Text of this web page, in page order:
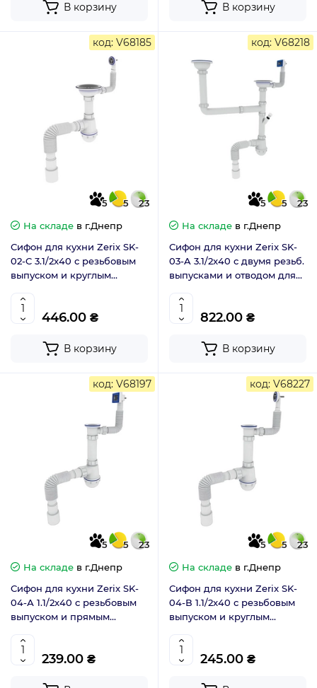
В корзину В корзину
код: V68185
5 5
23
На складе в г.Днепр
Сифон для кухни Zerix SK-
02-C 3.1/2x40 с резьбовым
выпуском и круглым
446.00 ₴
В корзину
код: V68218
5 5
23
На складе в г.Днепр
Сифон для кухни Zerix SK-
03-A 3.1/2x40 с двумя резьб.
выпусками и отводом для
(ZX4955)
822.00 ₴
В корзину
код: V68197
5 5
23
На складе в г.Днепр
Сифон для кухни Zerix SK-
04-А 1.1/2x40 с резьбовым
выпуском и прямым
239.00 ₴
код: V68227
5 5
23
На складе в г.Днепр
Сифон для кухни Zerix SK-
04-В 1.1/2x40 с резьбовым
выпуском и круглым
245.00 ₴